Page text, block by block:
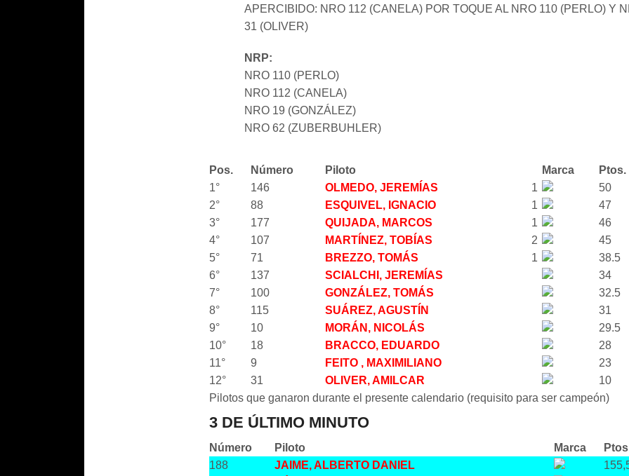
APERCIBIDO: NRO 112 (CANELA) POR TOQUE AL NRO 110 (PERLO) Y
31 (OLIVER)
NRP:
NRO 110 (PERLO)
NRO 112 (CANELA)
NRO 19 (GONZÁLEZ)
NRO 62 (ZUBERBUHLER)
Pos. Número Piloto Marca
Ptos.
1°
146 OLMEDO, JEREMÍAS 1
50
2°
88 ESQUIVEL, IGNACIO 1
47
3°
177 QUIJADA, MARCOS 1
46
4°
107 MARTÍNEZ, TOBÍAS 2
45
5°
71 BREZZO, TOMÁS 1
38.5
6°
137 SCIALCHI, JEREMÍAS
34
7°
100 GONZÁLEZ, TOMÁS
32.5
8°
115 SUÁREZ, AGUSTÍN
31
9°
10 MORÁN, NICOLÁS
29.5
10°
18 BRACCO, EDUARDO
28
11°
9 FEITO , MAXIMILIANO
23
12°
31 OLIVER, AMILCAR
10
Pilotos que ganaron durante el presente calendario (requisito para ser campeón)
3 DE ÚLTIMO MINUTO
Número Piloto Marca
188
JAIME, ALBERTO DANIEL